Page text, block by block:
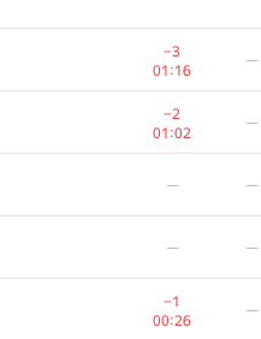
−3
01:16
—
−2
01:02
—
— —
— —
−1
00:26
—
−1
00:26
—
—